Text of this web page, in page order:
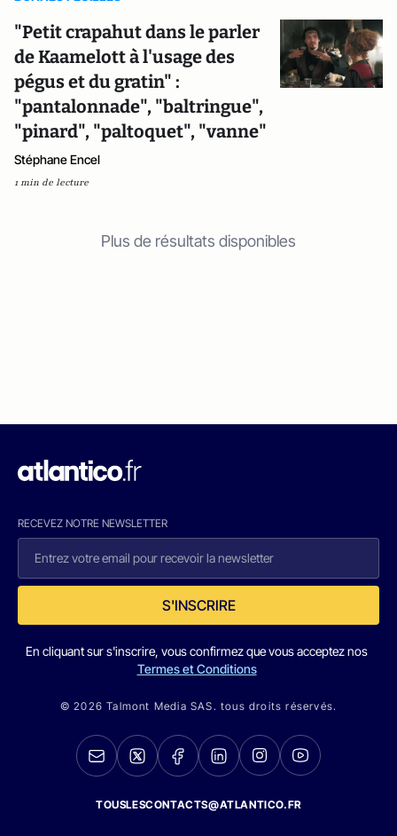
"Petit crapahut dans le parler
de Kaamelott à l'usage des
pégus et du gratin" :
"pantalonnade", "baltringue",
"pinard", "paltoquet", "vanne"
Stéphane Encel
1 min de lecture
Plus de résultats disponibles
RECEVEZ NOTRE NEWSLETTER
S'INSCRIRE
En cliquant sur s'inscrire, vous confirmez que vous acceptez nos
Termes et Conditions
© 2026 Talmont Media SAS. tous droits réservés.
TOUSLESCONTACTS@ATLANTICO.FR